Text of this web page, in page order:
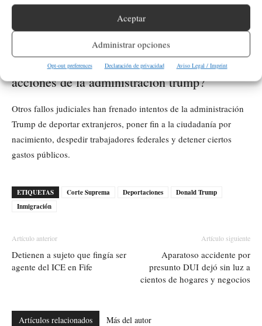
Aceptar
Administrar opciones
Opt-out preferences Declaración de privacidad Aviso Legal / Imprint
ha generado tensiones sobre el debido proceso y la
independencia judicial.
¿Qué otros fallos judiciales han frenado las
acciones de la administración trump?
Otros fallos judiciales han frenado intentos de la administración
Trump de deportar extranjeros, poner fin a la ciudadanía por
nacimiento, despedir trabajadores federales y detener ciertos
gastos públicos.
ETIQUETAS Corte Suprema Deportaciones
Donald Trump
Inmigración
Artículo anterior
Detienen a sujeto que fingía ser
agente del ICE en Fife
Artículo siguiente
Aparatoso accidente por
presunto DUI dejó sin luz a
cientos de hogares y negocios
Artículos relacionados Más del autor